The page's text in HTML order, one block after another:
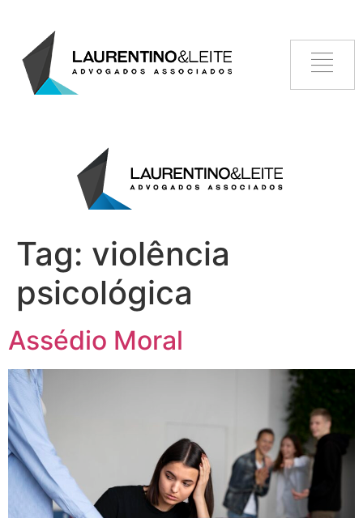
Tag: violência
psicológica
Assédio Moral